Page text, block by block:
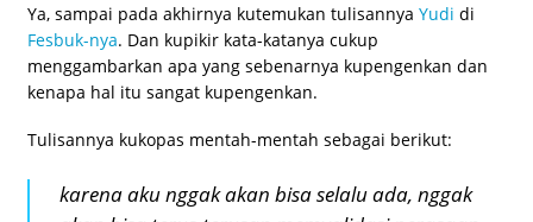
Ya, sampai pada akhirnya kutemukan tulisannya Yudi di
Fesbuk-nya. Dan kupikir kata-katanya cukup
menggambarkan apa yang sebenarnya kupengenkan dan
kenapa hal itu sangat kupengenkan.
Tulisannya kukopas mentah-mentah sebagai berikut:
karena aku nggak akan bisa selalu ada, nggak